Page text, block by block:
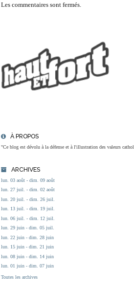
À PROPOS
"Ce blog est dévolu à la défense et à l'illustration des valeurs
ARCHIVES
lun. 03 août - dim. 09 août
lun. 27 juil. - dim. 02 août
lun. 20 juil. - dim. 26 juil.
lun. 13 juil. - dim. 19 juil.
lun. 06 juil. - dim. 12 juil.
lun. 29 juin - dim. 05 juil.
lun. 22 juin - dim. 28 juin
lun. 15 juin - dim. 21 juin
lun. 08 juin - dim. 14 juin
lun. 01 juin - dim. 07 juin
Toutes les archives
Les commentaires sont fermés.